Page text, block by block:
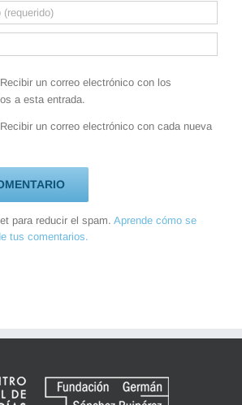
Recibir un correo electrónico con los
a esta entrada.
Recibir un correo electrónico con cada nueva
para reducir el spam. Aprende cómo se
tus comentarios.